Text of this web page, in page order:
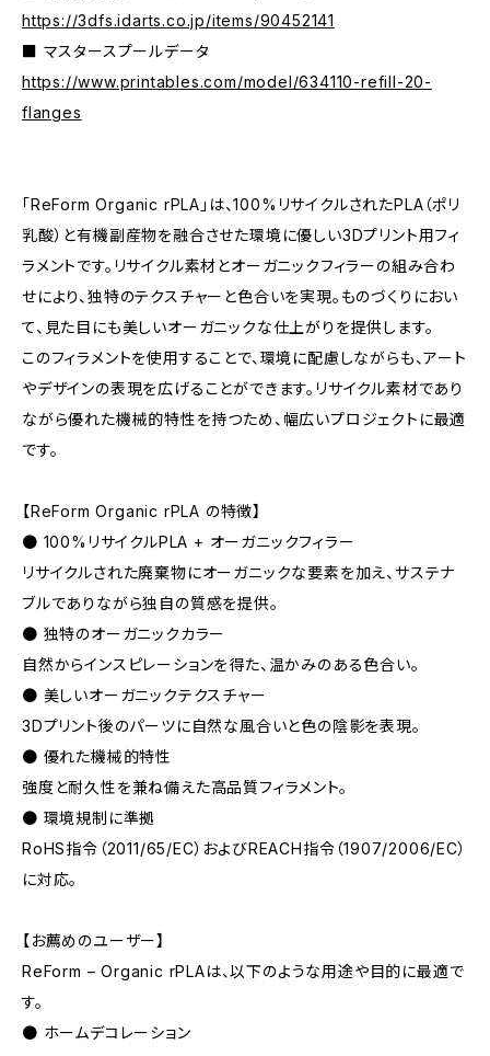
https://3dfs.idarts.co.jp/items/90452141
■ マスタースプールデータ
https://www.printables.com/model/634110-refill-20-
flanges
「ReForm Organic rPLA」は、100%リサイクルされたPLA（ポリ
乳酸）と有機副産物を融合させた環境に優しい3Dプリント用フィ
ラメントです。リサイクル素材とオーガニックフィラーの組み合わ
せにより、独特のテクスチャーと色合いを実現。ものづくりにおい
て、見た目にも美しいオーガニックな仕上がりを提供します。
このフィラメントを使用することで、環境に配慮しながらも、アート
やデザインの表現を広げることができます。リサイクル素材であり
ながら優れた機械的特性を持つため、幅広いプロジェクトに最適
です。
【ReForm Organic rPLA の特徴】
● 100%リサイクルPLA + オーガニックフィラー
リサイクルされた廃棄物にオーガニックな要素を加え、サステナ
ブルでありながら独自の質感を提供。
● 独特のオーガニックカラー
自然からインスピレーションを得た、温かみのある色合い。
● 美しいオーガニックテクスチャー
3Dプリント後のパーツに自然な風合いと色の陰影を表現。
● 優れた機械的特性
強度と耐久性を兼ね備えた高品質フィラメント。
● 環境規制に準拠
RoHS指令（2011/65/EC）およびREACH指令（1907/2006/EC）
に対応。
【お薦めのユーザー】
ReForm – Organic rPLAは、以下のような用途や目的に最適で
す。
● ホームデコレーション